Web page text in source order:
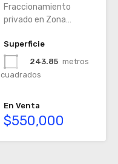
Fraccionamiento
privado en Zona…
Superficie
243.85 metros
cuadrados
En Venta
$550,000